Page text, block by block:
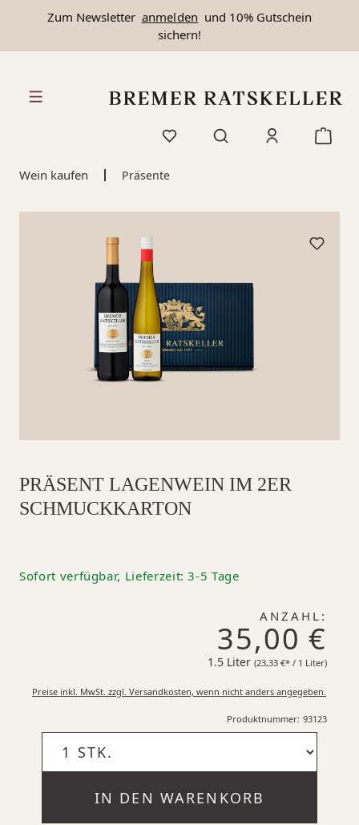
springen
Zum Newsletter anmelden und 10% Gutschein
sichern!
Wein kaufen Präsente
PRÄSENT LAGENWEIN IM 2ER
SCHMUCKKARTON
Sofort verfügbar, Lieferzeit: 3-5 Tage
ANZAHL:
35,00 €
1.5 Liter (23,33 €* / 1 Liter)23,33
Preise inkl. MwSt. zzgl. Versandkosten, wenn nicht anders angegeben.
Produktnummer: 93123
IN DEN WARENKORB